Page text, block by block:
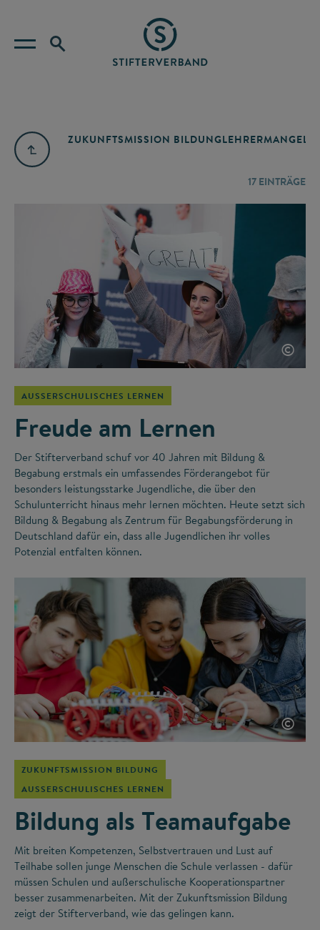
ZUKUNFTSMISSION BILDUNGLEHRERMANGEL
17 EINTRÄGE
©
AUSSERSCHULISCHES LERNEN
Freude am Lernen
Der Stifterverband schuf vor 40 Jahren mit Bildung &
Begabung erstmals ein umfassendes Förderangebot für
besonders leistungsstarke Jugendliche, die über den
Schulunterricht hinaus mehr lernen möchten. Heute setzt sich
Bildung & Begabung als Zentrum für Begabungsförderung in
Deutschland dafür ein, dass alle Jugendlichen ihr volles
Potenzial entfalten können.
©
ZUKUNFTSMISSION BILDUNG
AUSSERSCHULISCHES LERNEN
Bildung als Teamaufgabe
Mit breiten Kompetenzen, Selbstvertrauen und Lust auf
Teilhabe sollen junge Menschen die Schule verlassen - dafür
müssen Schulen und außerschulische Kooperationspartner
besser zusammenarbeiten. Mit der Zukunftsmission Bildung
zeigt der Stifterverband, wie das gelingen kann.